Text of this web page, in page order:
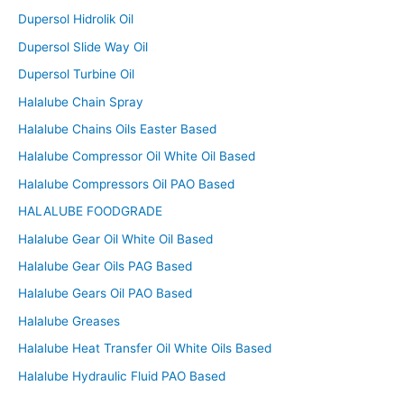
Dupersol Hidrolik Oil
Dupersol Slide Way Oil
Dupersol Turbine Oil
Halalube Chain Spray
Halalube Chains Oils Easter Based
Halalube Compressor Oil White Oil Based
Halalube Compressors Oil PAO Based
HALALUBE FOODGRADE
Halalube Gear Oil White Oil Based
Halalube Gear Oils PAG Based
Halalube Gears Oil PAO Based
Halalube Greases
Halalube Heat Transfer Oil White Oils Based
Halalube Hydraulic Fluid PAO Based